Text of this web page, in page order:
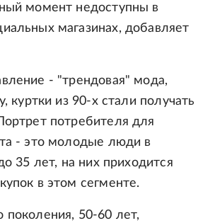
момент недоступны в
магазинах, добавляет
- "трендовая" мода,
куртки из 90-х стали получать
потребителя для
- это молодые люди в
35 лет, на них приходится
в этом сегменте.
50-60 лет,